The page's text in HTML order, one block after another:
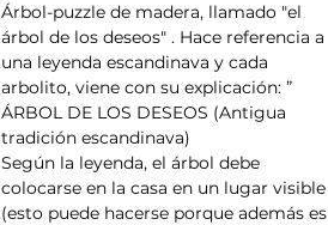
Árbol-puzzle de madera, llamado "el
árbol de los deseos" . Hace referencia a
una leyenda escandinava y cada
arbolito, viene con su explicación: ”
ÁRBOL DE LOS DESEOS (Antigua
tradición escandinava)
Según la leyenda, el árbol debe
colocarse en la casa en un lugar visible
(esto puede hacerse porque además es